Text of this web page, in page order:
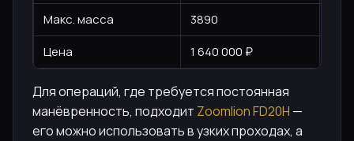
Макс. масса
3890
Цена
1 640 000 ₽
Для операций, где требуется постоянная
манёвренность, подходит Zoomlion FD20H —
его можно использовать в узких проходах, а